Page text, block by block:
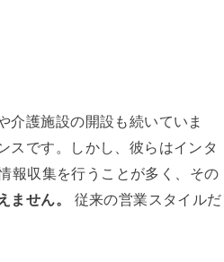
介護施設の開設も続いていま
スです。しかし、彼らはインタ
報収集を行うことが多く、その
ません。
従来の営業スタイルだ